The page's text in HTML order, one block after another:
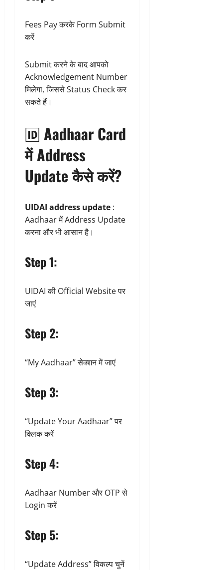
Fees Pay करके Form Submit
करें
Submit करने के बाद आपको
Acknowledgement Number
मिलेगा, जिससे Status Check कर
सकते हैं।
🆔 Aadhaar Card
में Address
Update कैसे करें?
UIDAI address update :
Aadhaar में Address Update
करना और भी आसान है।
Step 1:
UIDAI की Official Website पर
जाएं
Step 2:
“My Aadhaar” सेक्शन में जाएं
Step 3:
“Update Your Aadhaar” पर
क्लिक करें
Step 4:
Aadhaar Number और OTP से
Login करें
Step 5:
“Update Address” विकल्प चुनें